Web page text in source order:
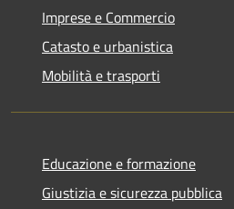
Imprese e Commercio
Catasto e urbanistica
Mobilità e trasporti
Educazione e formazione
Giustizia e sicurezza pubblica